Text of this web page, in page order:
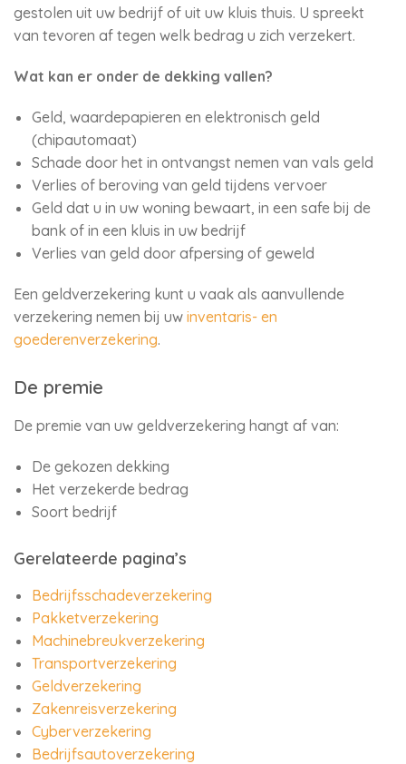
gestolen uit uw bedrijf of uit uw kluis thuis. U spreekt
van tevoren af tegen welk bedrag u zich verzekert.
Wat kan er onder de dekking vallen?
Geld, waardepapieren en elektronisch geld
(chipautomaat)
Schade door het in ontvangst nemen van vals geld
Verlies of beroving van geld tijdens vervoer
Geld dat u in uw woning bewaart, in een safe bij de
bank of in een kluis in uw bedrijf
Verlies van geld door afpersing of geweld
Een geldverzekering kunt u vaak als aanvullende
verzekering nemen bij uw inventaris- en
goederenverzekering.
De premie
De premie van uw geldverzekering hangt af van:
De gekozen dekking
Het verzekerde bedrag
Soort bedrijf
Gerelateerde pagina’s
Bedrijfsschadeverzekering
Pakketverzekering
Machinebreukverzekering
Transportverzekering
Geldverzekering
Zakenreisverzekering
Cyberverzekering
Bedrijfsautoverzekering